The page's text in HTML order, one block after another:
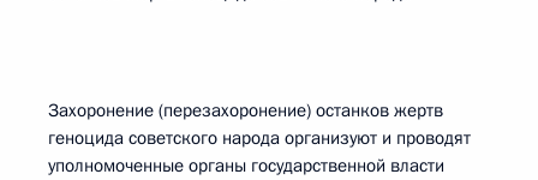
Захоронение (перезахоронение) останков жертв
геноцида советского народа организуют и проводят
уполномоченные органы государственной власти